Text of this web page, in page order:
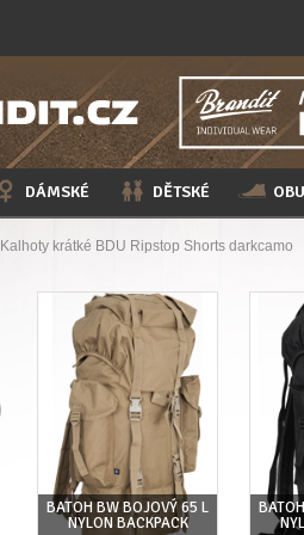
DÁMSKÉ DĚTSKÉ
Kalhoty krátké BDU Ripstop Shorts darkcamo
BATOH BW BOJOVÝ 65 L
NYLON BACKPACK